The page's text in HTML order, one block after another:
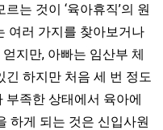
는 것이 ‘육아휴직’의 원
여러 가지를 찾아보거나
지만, 아빠는 임산부 체
긴 하지만 처음 세 번 정도
족한 상태에서 육아에
하게 되는 것은 신입사원